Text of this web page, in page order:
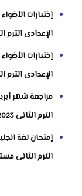
إختبارات
الإعدادى الترم
إختبارات
الإعدادى الترم
مراجعة شهر
الترم الثانى 2023 لمستر محمود ابوغنيمة
الترم الثانى